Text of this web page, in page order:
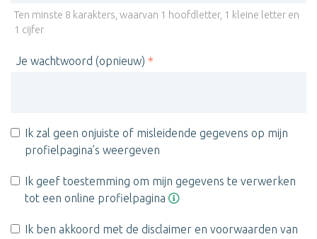
Ten minste 8 karakters, waarvan 1 hoofdletter, 1 kleine letter en
1 cijfer
Je wachtwoord (opnieuw)
Ik zal geen onjuiste of misleidende gegevens op mijn
profielpagina’s weergeven
Ik geef toestemming om mijn gegevens te verwerken
tot een online profielpagina
Ik ben akkoord met de disclaimer en voorwaarden van